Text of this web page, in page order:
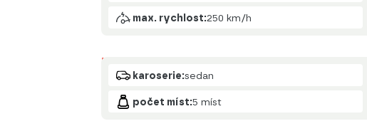
max. rychlost:250 km/h
Karoserie
karoserie:sedan
počet míst:5 míst